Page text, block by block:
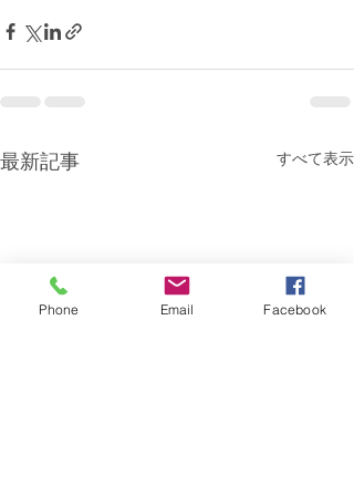
最新記事 すべて表示
Phone Email Facebook